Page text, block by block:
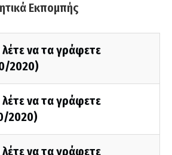
Εκπομπής
να τα γράφετε
2020)
να τα γράφετε
2020)
να τα γράφετε